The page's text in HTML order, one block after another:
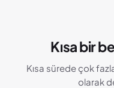
Kısa bir
Kısa sürede çok
olarak